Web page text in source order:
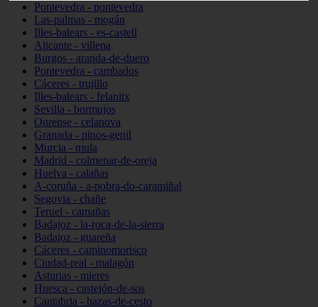
Pontevedra - pontevedra
Las-palmas - mogán
Illes-balears - es-castell
Alicante - villena
Burgos - aranda-de-duero
Pontevedra - cambados
Cáceres - trujillo
Illes-balears - felanitx
Sevilla - bormujos
Ourense - celanova
Granada - pinos-genil
Murcia - mula
Madrid - colmenar-de-oreja
Huelva - calañas
A-coruña - a-pobra-do-caramiñal
Segovia - chañe
Teruel - camañas
Badajoz - la-roca-de-la-sierra
Badajoz - guareña
Cáceres - caminomorisco
Ciudad-real - malagón
Asturias - mieres
Huesca - castejón-de-sos
Cantabria - hazas-de-cesto